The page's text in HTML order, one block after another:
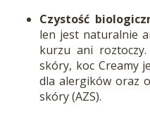
Czystość
len jest naturalnie
kurzu ani
skóry, koc Creamy
dla alergików oraz
skóry (AZS).